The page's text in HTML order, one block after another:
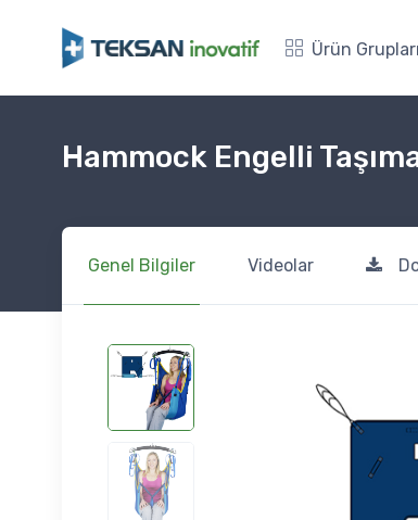
Ürün
Hammock Engelli
Genel Bilgiler Videolar